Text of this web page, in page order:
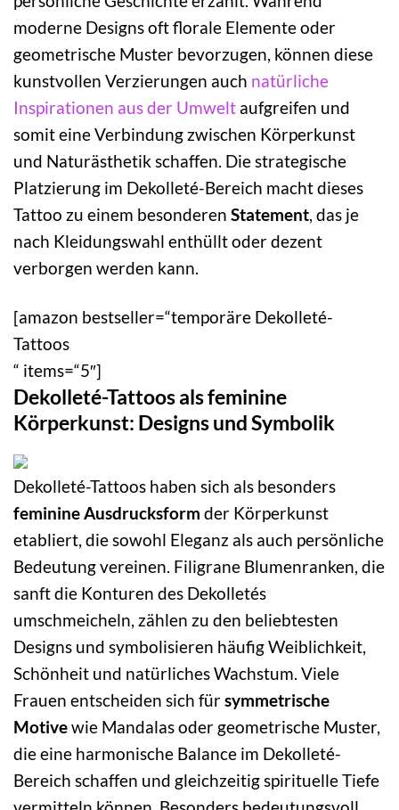
moderne Designs oft florale Elemente oder
geometrische Muster bevorzugen, können diese
kunstvollen Verzierungen auch natürliche
Inspirationen aus der Umwelt aufgreifen und
somit eine Verbindung zwischen Körperkunst
und Naturästhetik schaffen. Die strategische
Platzierung im Dekolleté-Bereich macht dieses
Tattoo zu einem besonderen Statement, das je
nach Kleidungswahl enthüllt oder dezent
verborgen werden kann.
[amazon bestseller=“temporäre Dekolleté-
Tattoos
“ items=“5″]
Dekolleté-Tattoos als feminine
Körperkunst: Designs und Symbolik
Dekolleté-Tattoos haben sich als besonders
feminine Ausdrucksform der Körperkunst
etabliert, die sowohl Eleganz als auch persönliche
Bedeutung vereinen. Filigrane Blumenranken, die
sanft die Konturen des Dekolletés
umschmeicheln, zählen zu den beliebtesten
Designs und symbolisieren häufig Weiblichkeit,
Schönheit und natürliches Wachstum. Viele
Frauen entscheiden sich fürsymmetrische
Motivewie Mandalas oder geometrische Muster,
die eine harmonische Balance im Dekolleté-
Bereich schaffen und gleichzeitig spirituelle Tiefe